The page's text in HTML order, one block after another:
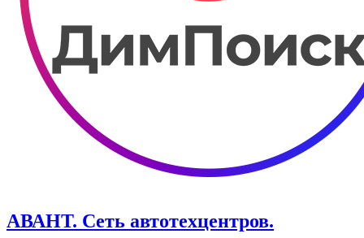
АВАНТ. ​Сеть автотехцентров.